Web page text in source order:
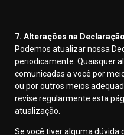
7. Alterações na
Podemos atualizar nossa
periodicamente. Quaisquer
comunicadas a você por
ou por outros meios
revise regularmente esta
atualização.
Se você tiver alguma dúvida